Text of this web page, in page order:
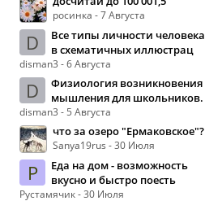
росинка - 7 Августа
D
Все типы личности человека
в схематичных иллюстрац
disman3 - 6 Августа
D
Физиология возникновения
мышления для школьников.
disman3 - 5 Августа
что за озеро "Ермаковское"?
Sanya19rus - 30 Июля
Р
Еда на дом - возможность
вкусно и быстро поесть
Рустамячик - 30 Июля